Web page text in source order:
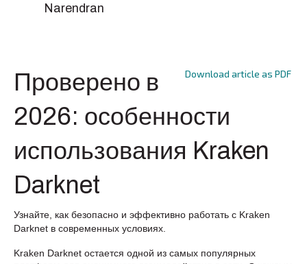
Narendran
Download article as PDF
Проверено в
2026: особенности
использования Kraken
Darknet
Узнайте, как безопасно и эффективно работать с Kraken
Darknet в современных условиях.
Kraken Darknet остается одной из самых популярных